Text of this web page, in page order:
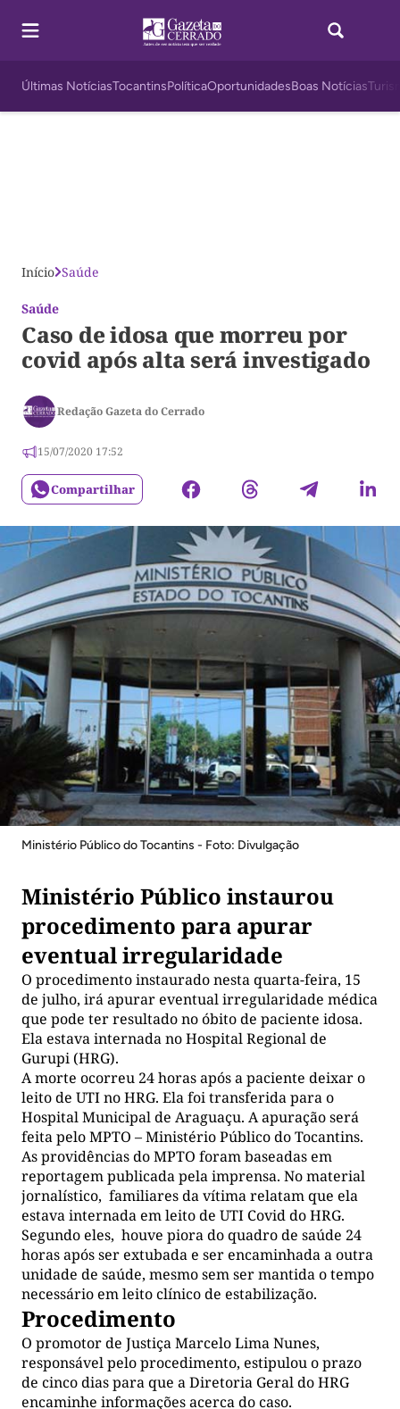
Últimas NotíciasTocantinsPolíticaOportunidadesBoas Notícias
Início Saúde
Saúde
Caso de idosa que morreu por
covid após alta será investigado
Redação Gazeta do Cerrado
15/07/2020 17:52
Compartilhar
Ministério Público do Tocantins - Foto: Divulgação
Ministério Público instaurou
procedimento para apurar
eventual irregularidade
O procedimento instaurado nesta quarta-feira, 15
de julho, irá apurar eventual irregularidade médica
que pode ter resultado no óbito de paciente idosa.
Ela estava internada no Hospital Regional de
Gurupi (HRG).
A morte ocorreu 24 horas após a paciente deixar o
leito de UTI no HRG. Ela foi transferida para o
Hospital Municipal de Araguaçu. A apuração será
feita pelo MPTO – Ministério Público do Tocantins.
As providências do MPTO foram baseadas em
reportagem publicada pela imprensa. No material
jornalístico, familiares da vítima relatam que ela
estava internada em leito de UTI Covid do HRG.
Segundo eles, houve piora do quadro de saúde 24
horas após ser extubada e ser encaminhada a outra
unidade de saúde, mesmo sem ser mantida o tempo
necessário em leito clínico de estabilização.
Procedimento
O promotor de Justiça Marcelo Lima Nunes,
responsável pelo procedimento, estipulou o prazo
de cinco dias para que a Diretoria Geral do HRG
encaminhe informações acerca do caso.